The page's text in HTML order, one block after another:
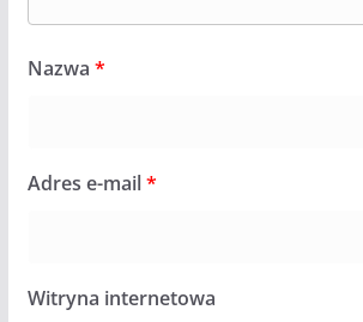
Nazwa *
Adres e-mail*
Witryna internetowa